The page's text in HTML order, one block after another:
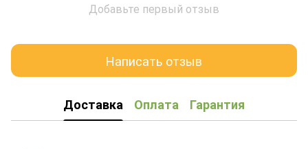
Добавьте первый отзыв
Написать отзыв
Доставка Оплата Гарантия